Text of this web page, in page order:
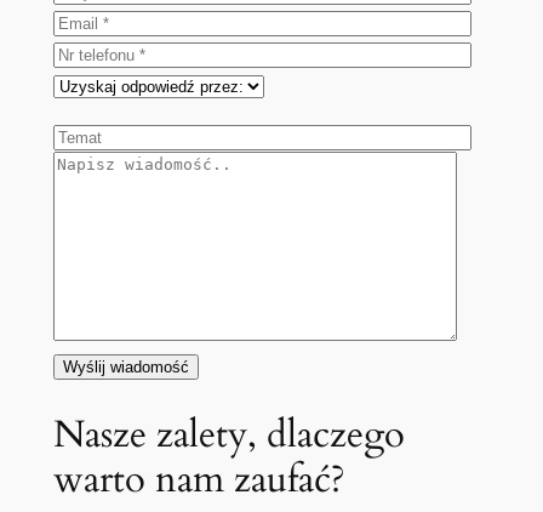
Nasze zalety, dlaczego
warto nam zaufać?